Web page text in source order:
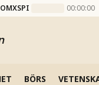
OMXSPI 00:00:00
BÖRS